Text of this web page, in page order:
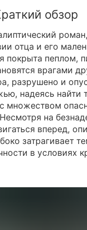
обзор
отца и его
покрыта пеплом,
врагами
разрушено и
надеясь
множеством
на
вперед,
затрагивает
в условиях